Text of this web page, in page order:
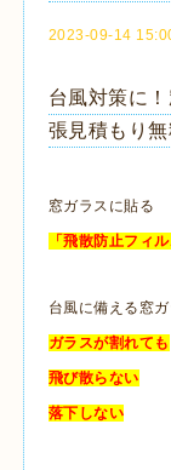
2023-09-14
台風対策に
張見積もり
窓ガラスに貼る
「飛散防止フィル
台風に備える窓
ガラスが割れても
飛び散らない
落下しない